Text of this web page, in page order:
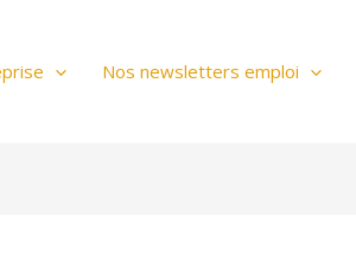
Nos newsletters emploi